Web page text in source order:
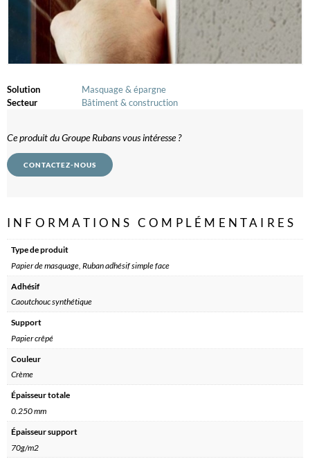
Solution
Masquage & épargne
Secteur
Bâtiment & construction
Ce produit du Groupe Rubans vous intéresse ?
CONTACTEZ-NOUS
INFORMATIONS COMPLÉMENTAIRES
Type de produit
Papier de masquage, Ruban adhésif simple face
Adhésif
Caoutchouc synthétique
Support
Papier crêpé
Couleur
Crème
Épaisseur totale
0.250 mm
Épaisseur support
70g/m2